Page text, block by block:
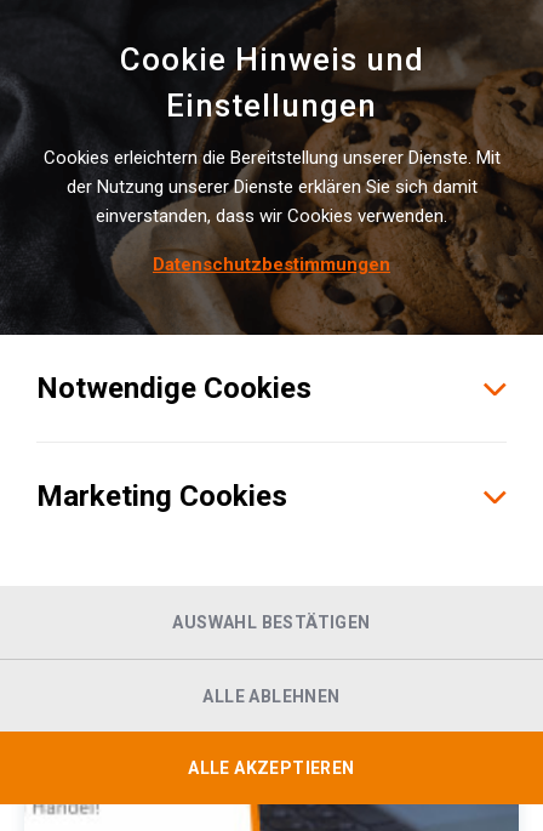
INSTITUTE NEWS
Zu­frie­den­heit mit Kon­trakt­lo­
gis­tik-Out­sour­cing? Wir schaf­
fen Fak­ten!
Cookie Hinweis und
Einstellungen
Cookies erleichtern die Bereitstellung unserer Dienste. Mit
der Nutzung unserer Dienste erklären Sie sich damit
einverstanden, dass wir Cookies verwenden.
Datenschutzbestimmungen
Notwendige Cookies
Marketing Cookies
AUSWAHL BESTÄTIGEN
ALLE ABLEHNEN
ALLE AKZEPTIEREN